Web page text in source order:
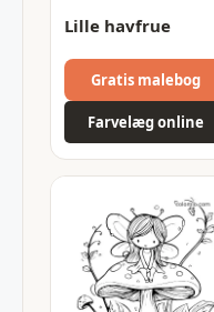
Lille havfrue
Gratis malebog
Farvelæg online